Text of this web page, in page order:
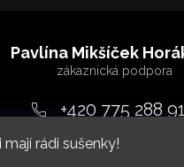
rádi sušenky!
Pavlína Mikšíček
+420 775 288
srdcem@